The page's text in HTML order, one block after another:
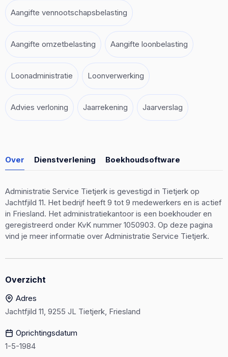
Aangifte vennootschapsbelasting
Aangifte omzetbelasting Aangifte loonbelasting
Loonadministratie Loonverwerking
Advies verloning Jaarrekening Jaarverslag
Over Dienstverlening Boekhoudsoftware
Administratie Service Tietjerk is gevestigd in Tietjerk op
Jachtfjild 11. Het bedrijf heeft 9 tot 9 medewerkers en is actief
in Friesland. Het administratiekantoor is een boekhouder en
geregistreerd onder KvK nummer 1050903. Op deze pagina
vind je meer informatie over Administratie Service Tietjerk.
Overzicht
Adres
Jachtfjild 11, 9255 JL Tietjerk, Friesland
Oprichtingsdatum
1-5-1984